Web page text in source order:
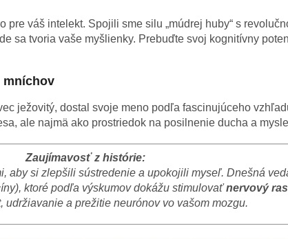
pre váš intelekt. Spojili sme silu „múdrej huby“ s
sa tvoria vaše myšlienky. Prebuďte svoj kognitívny
mníchov
ježovitý, dostal svoje meno podľa fascinujúceho
ale najmä ako prostriedok na posilnenie ducha a
Zaujímavosť z histórie:
aby si zlepšili sústredenie a upokojili myseľ. Dnešná
ktoré podľa výskumov dokážu stimulovaťnervový
udržiavanie a prežitie neurónov vo vašom mozgu.